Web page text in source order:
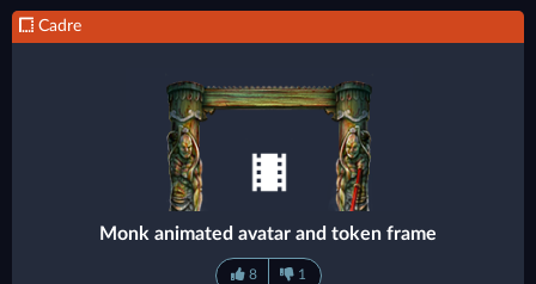
Cadre
Monk animated avatar and token frame
8 1